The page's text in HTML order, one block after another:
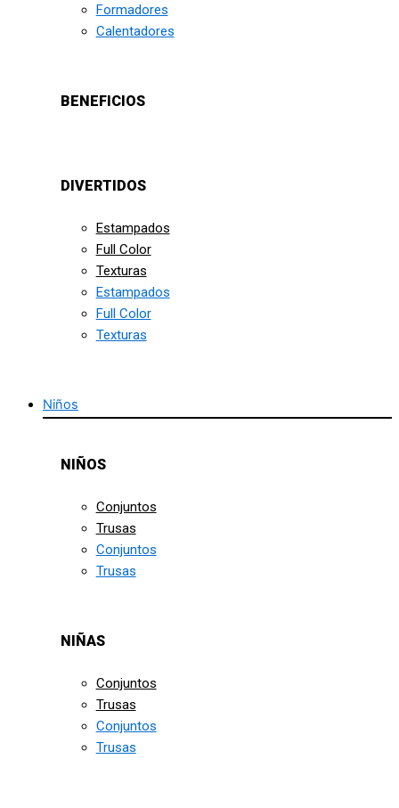
Formadores
Calentadores
BENEFICIOS
DIVERTIDOS
Estampados
Full Color
Texturas
Estampados
Full Color
Texturas
Niños
NIÑOS
Conjuntos
Trusas
Conjuntos
Trusas
NIÑAS
Conjuntos
Trusas
Conjuntos
Trusas